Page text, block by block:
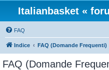
Italianbasket «
FAQ
Indice FAQ (Domande Frequenti)
FAQ (Domande